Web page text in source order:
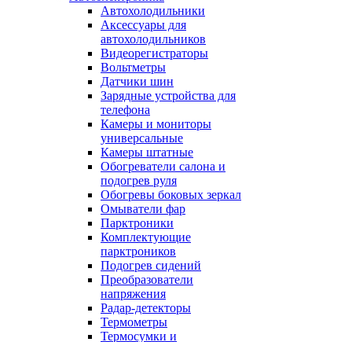
Автохолодильники
Аксессуары для
автохолодильников
Видеорегистраторы
Вольтметры
Датчики шин
Зарядные устройства для
телефона
Камеры и мониторы
универсальные
Камеры штатные
Обогреватели салона и
подогрев руля
Обогревы боковых зеркал
Омыватели фар
Парктроники
Комплектующие
парктроников
Подогрев сидений
Преобразователи
напряжения
Радар-детекторы
Термометры
Термосумки и